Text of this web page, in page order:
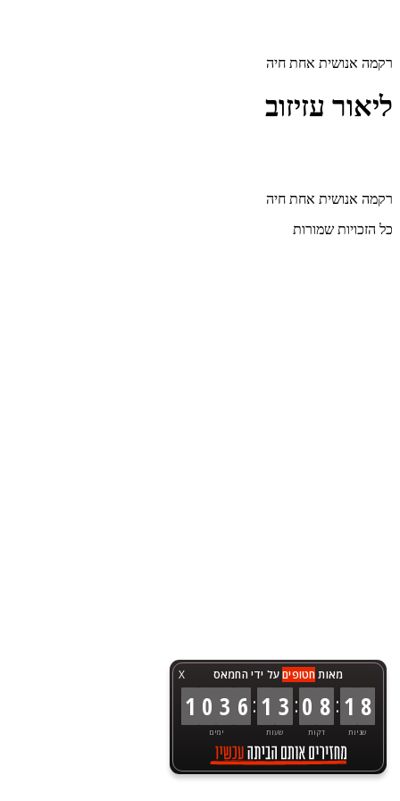
X מאותחטופיםעל ידי החמאס
1 0 3 6
ימים
: 1 3
שעות
:0 8
דקות
: 1 8
שניות
רקמה אנושית אחת חיה
ליאור עזיזוב
רקמה אנושית אחת חיה
כל הזכויות שמורות